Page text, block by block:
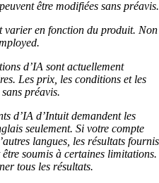
être modifiées sans préavis.
varier en fonction du produit. Non
d’IA sont actuellement
Les prix, les conditions et les
préavis.
d’IA d’Intuit demandent les
seulement. Si votre compte
langues, les résultats fournis
soumis à certaines limitations.
tous les résultats.